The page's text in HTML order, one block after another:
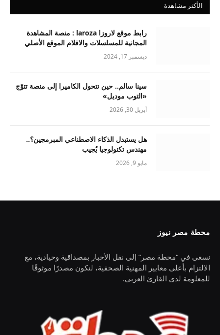
الأكثر مشاهدة
رابط موقع لاروزا laroza : منصة المشاهدة
المجانية للمسلسلات والافلام الموقع الأصلي
ديسمبر 17, 2024
سينا سالم.. حين تتحول الكاميرا إلى منصة تتوّج
«التوب موديل»
أبريل 30, 2026
هل يستبدل الذكاء الاصطناعي المبرمجين؟..
مهندس تكنولوجيا يُجيب
مايو 9, 2026
محطة مصر نيوز
نسعى في “محطة مصر” إلى نقل الأخبار بمصداقية وحيادية، مع
الالتزام بأعلى معايير المهنية الصحفية، لنكون مصدرًا موثوقًا
للمعلومة لدى القارئ العربي.